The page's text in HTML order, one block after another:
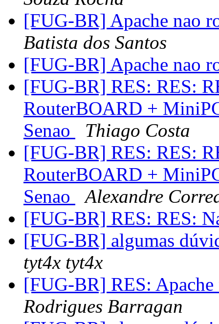
[FUG-BR] Apache nao
Batista dos Santos
[FUG-BR] Apache nao
[FUG-BR] RES: RES:
RouterBOARD +
Senao
Thiago Costa
[FUG-BR] RES: RES:
RouterBOARD +
Senao
Alexandre
[FUG-BR] RES: RES:
[FUG-BR] algumas
tyt4x tyt4x
[FUG-BR] RES:
Rodrigues Barragan